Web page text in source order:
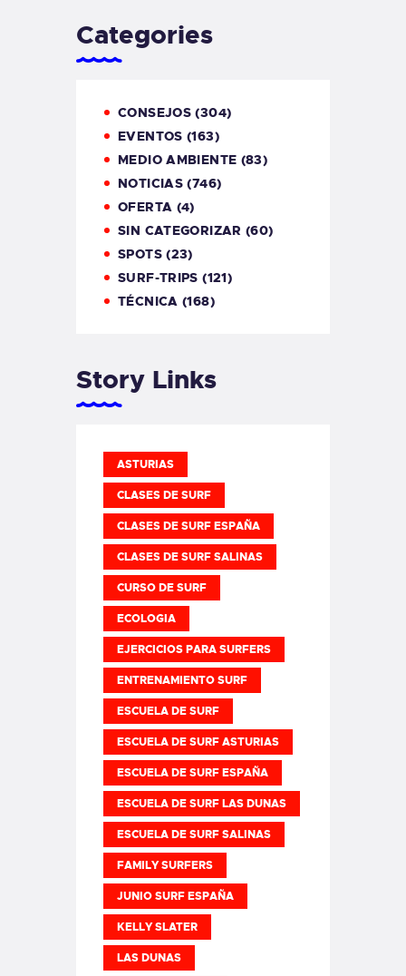
Categories
CONSEJOS (304)
EVENTOS (163)
MEDIO AMBIENTE (83)
NOTICIAS (746)
OFERTA (4)
SIN CATEGORIZAR (60)
SPOTS(23)
SURF-TRIPS (121)
TÉCNICA (168)
Story Links
ASTURIAS
CLASES DE SURF
CLASES DE SURF ESPAÑA
CLASES DE SURF SALINAS
CURSO DE SURF
ECOLOGIA
EJERCICIOS PARA SURFERS
ENTRENAMIENTO SURF
ESCUELA DE SURF
ESCUELA DE SURF ASTURIAS
ESCUELA DE SURF ESPAÑA
ESCUELA DE SURF LAS DUNAS
ESCUELA DE SURF SALINAS
FAMILY SURFERS
JUNIO SURF ESPAÑA
KELLY SLATER
LAS DUNAS